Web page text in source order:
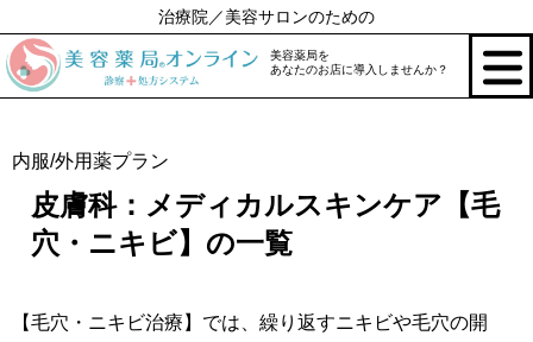
美容薬局を
あなたのお店に導入しませんか？
治療院／美容サロンのための
皮膚科：メディカルスキンケア【毛
穴・ニキビ】の一覧
内服/外用薬プラン
【毛穴・ニキビ治療】では、繰り返すニキビや毛穴の開